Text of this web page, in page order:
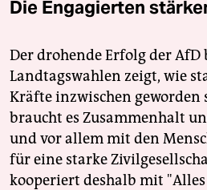
Die Engagierten
Der drohende Erfolg der
Landtagswahlen zeigt, wie
Kräfte inzwischen geworden
braucht es Zusammenhalt
und vor allem mit den
für eine starke
kooperiert deshalb mit